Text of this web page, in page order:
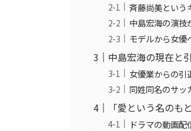
斉藤尚美という
中島宏海の演技
モデルから女優
中島宏海の現在と
女優業からの引
同姓同名のサッ
「愛という名のも
ドラマの動画